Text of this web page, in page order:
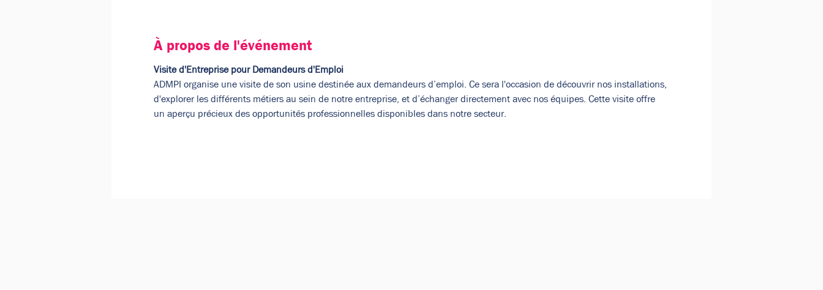
À propos de l'événement
Visite d'Entreprise pour Demandeurs d'Emploi
ADMPI organise une visite de son usine destinée aux demandeurs d’emploi. Ce sera l'occasion de découvrir nos installations,
d'explorer les différents métiers au sein de notre entreprise, et d’échanger directement avec nos équipes. Cette visite offre
un aperçu précieux des opportunités professionnelles disponibles dans notre secteur.